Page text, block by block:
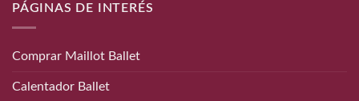
PÁGINAS DE INTERÉS
Comprar Maillot Ballet
Calentador Ballet